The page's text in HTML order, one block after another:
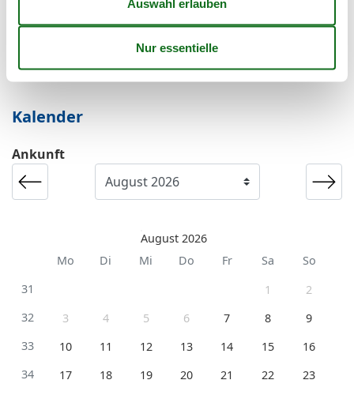
Es besteht eine begrenzte Möglichkeit das ganze Jahr
einen Kurzurlaub zu machen, typischerweise
außerhalb der Hochsaison.
Kalender
Ankunft
August 2026
Mo
Di Mi Do Fr Sa
So
31
1
2
32
3 4 5 6 7 8
9
33
10 11 12 13 14 15
16
34
17 18 19 20 21 22
23